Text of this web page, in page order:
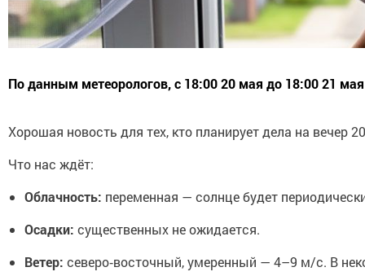
По данным метеорологов, с 18:00 20 мая до 18:00 21
Хорошая новость для тех, кто планирует дела на вечер
Что нас ждёт:
Облачность: переменная — солнце будет
Осадки: существенных не ожидается.
Ветер: северо‑восточный, умеренный — 4–9 м/с. В